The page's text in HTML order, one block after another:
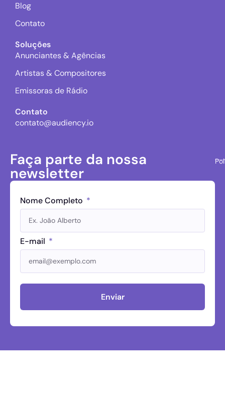
Blog
Contato
Soluções
Anunciantes & Agências
Artistas & Compositores
Emissoras de Rádio
Contato
contato@audiency.io
Faça parte da nossa
newsletter
Nome Completo
E-mail
Enviar